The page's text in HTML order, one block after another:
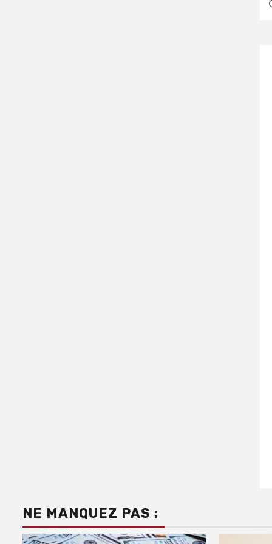
NE MANQUEZ PAS :